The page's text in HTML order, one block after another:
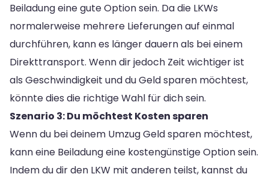
Beiladung eine gute Option sein. Da die LKWs
normalerweise mehrere Lieferungen auf einmal
durchführen, kann es länger dauern als bei einem
Direkttransport. Wenn dir jedoch Zeit wichtiger ist
als Geschwindigkeit und du Geld sparen möchtest,
könnte dies die richtige Wahl für dich sein.
Szenario 3: Du möchtest Kosten sparen
Wenn du bei deinem Umzug Geld sparen möchtest,
kann eine Beiladung eine kostengünstige Option sein.
Indem du dir den LKW mit anderen teilst, kannst du